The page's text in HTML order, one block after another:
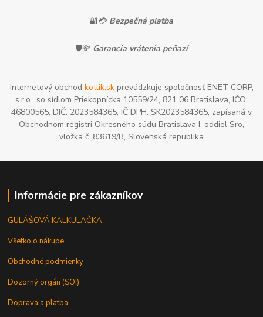
🔐💳 Bezpečná platba
🛡️💸 Garancia vrátenia peňazí
Internetový obchod kotlik.skprevádzkuje spoločnosť ENET CORP,
s.r.o., so sídlom Priekopnícka 10559/24, 821 06 Bratislava, IČO:
46800565, DIČ: 2023584365, IČ DPH: SK2023584365, zapísaná v
Obchodnom registri Okresného súdu Bratislava I, oddiel Sro,
vložka č. 83619/B, Slovenská republika
Informácie pre zákazníkov
GULÁŠOVÁ KALKULAČKA
Všetko o nákupe
Obchodné podmienky
Dozorný orgán (SOI)
Doprava a platba